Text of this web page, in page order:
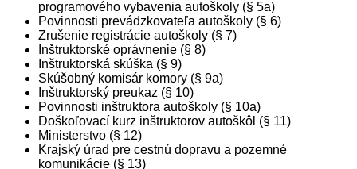
programového vybavenia autoškoly (§ 5a)
Povinnosti prevádzkovateľa autoškoly (§ 6)
Zrušenie registrácie autoškoly (§ 7)
Inštruktorské oprávnenie (§ 8)
Inštruktorská skúška (§ 9)
Skúšobný komisár komory (§ 9a)
Inštruktorský preukaz (§ 10)
Povinnosti inštruktora autoškoly (§ 10a)
Doškoľovací kurz inštruktorov autoškôl (§ 11)
Ministerstvo (§ 12)
Krajský úrad pre cestnú dopravu a pozemné
komunikácie (§ 13)